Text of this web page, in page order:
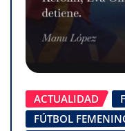
ACTUALIDAD
FÚTBOL